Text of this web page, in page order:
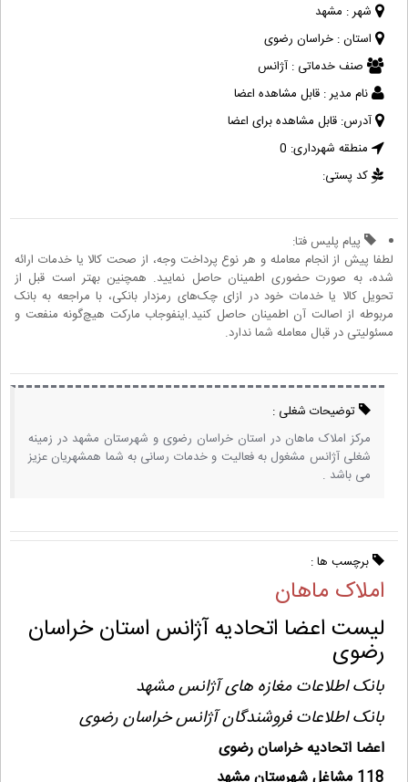
شهر : مشهد
استان : خراسان رضوی
صنف خدماتی : آژانس
نام مدیر : قابل مشاهده اعضا
آدرس: قابل مشاهده برای اعضا
منطقه شهرداری: 0
کد پستی:
پیام پلیس فتا:
لطفا پیش از انجام معامله و هر نوع پرداخت وجه، از صحت کالا یا خدمات ارائه
شده، به صورت حضوری اطمینان حاصل نمایید. همچنین بهتر است قبل از
تحویل کالا یا خدمات خود در ازای چک‌های رمزدار بانکی، با مراجعه به بانک
مربوطه از اصالت آن اطمینان حاصل کنید.اینفوجاب مارکت هیچ‌گونه منفعت و
مسئولیتی در قبال معامله شما ندارد.
توضیحات شغلی :
مرکز املاک ماهان در استان خراسان رضوی و شهرستان مشهد در زمینه
شغلی آژانس مشغول به فعالیت و خدمات رسانی به شما همشهریان عزیز
می باشد .
برچسب ها :
املاک ماهان
لیست اعضا اتحادیه آژانس استان خراسان
رضوی
بانک اطلاعات مغازه های آژانس مشهد
بانک اطلاعات فروشندگان آژانس خراسان رضوی
اعضا اتحادیه خراسان رضوی